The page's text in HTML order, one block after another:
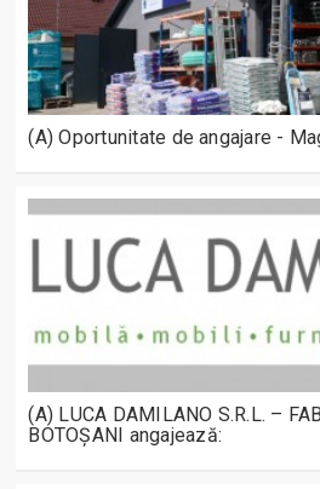
(A) Oportunitate de angajare -
(A) LUCA DAMILANO S.R.L. –
BOTOȘANI angajează: